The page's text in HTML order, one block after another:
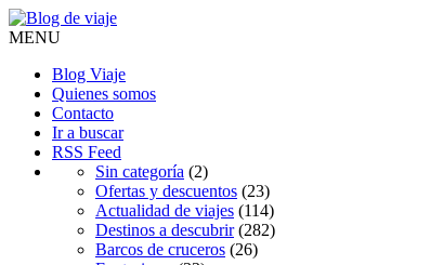
MENU
Blog Viaje
Quienes somos
Contacto
Ir a buscar
RSS Feed
Sin categoría (2)
Ofertas y descuentos (23)
Actualidad de viajes (114)
Destinos a descubrir(282)
Barcos de cruceros (26)